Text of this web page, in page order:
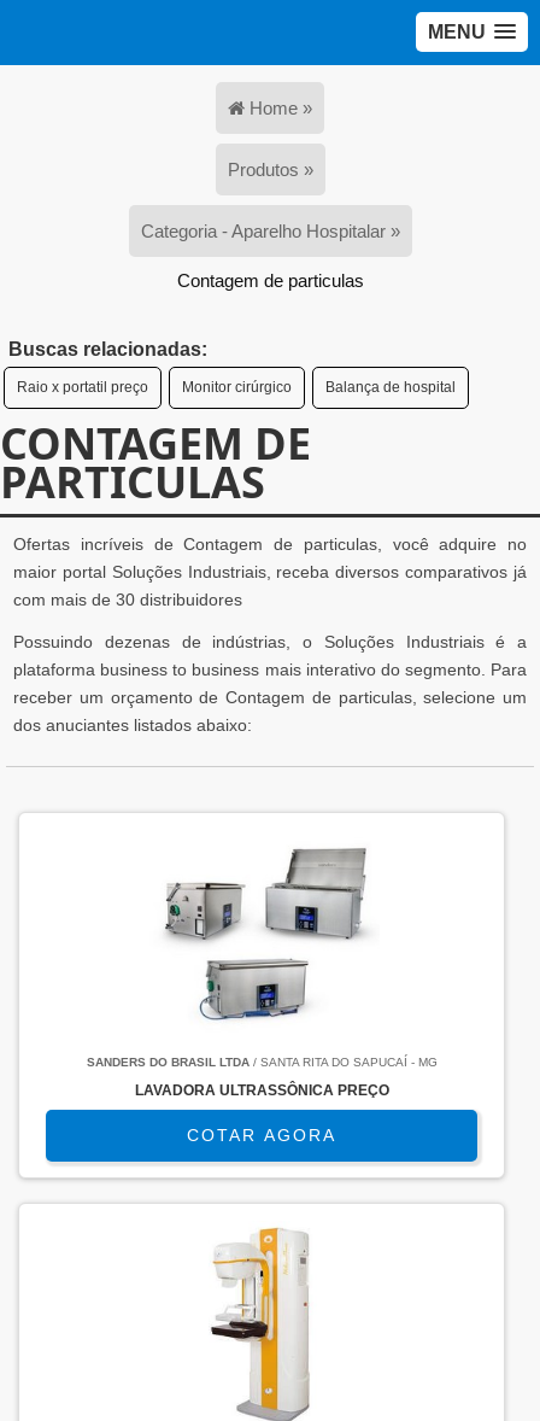
MENU
Home »
Produtos »
Categoria - Aparelho Hospitalar »
Contagem de particulas
Buscas relacionadas:
Raio x portatil preço Monitor cirúrgico Balança de hospital
CONTAGEM DE
PARTICULAS
Ofertas incríveis de Contagem de particulas, você adquire no
maior portal Soluções Industriais, receba diversos comparativos já
com mais de 30 distribuidores
Possuindo dezenas de indústrias, o Soluções Industriais é a
plataforma business to business mais interativo do segmento. Para
receber um orçamento de Contagem de particulas, selecione um
dos anuciantes listados abaixo:
SANDERS DO BRASIL LTDA/ SANTA RITA DO SAPUCAÍ - MG
LAVADORA ULTRASSÔNICA PREÇO
COTAR AGORA